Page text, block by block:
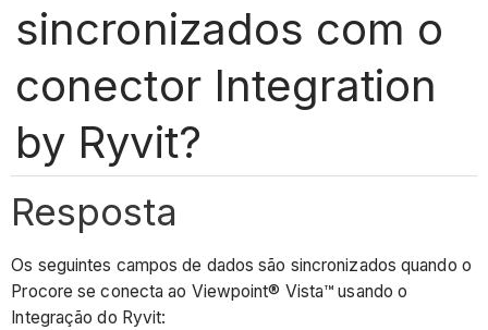
sincronizados com o
conector Integration
by Ryvit?
Resposta
Os seguintes campos de dados são sincronizados quando o
Procore se conecta ao Viewpoint® Vista™ usando o
Integração do Ryvit: